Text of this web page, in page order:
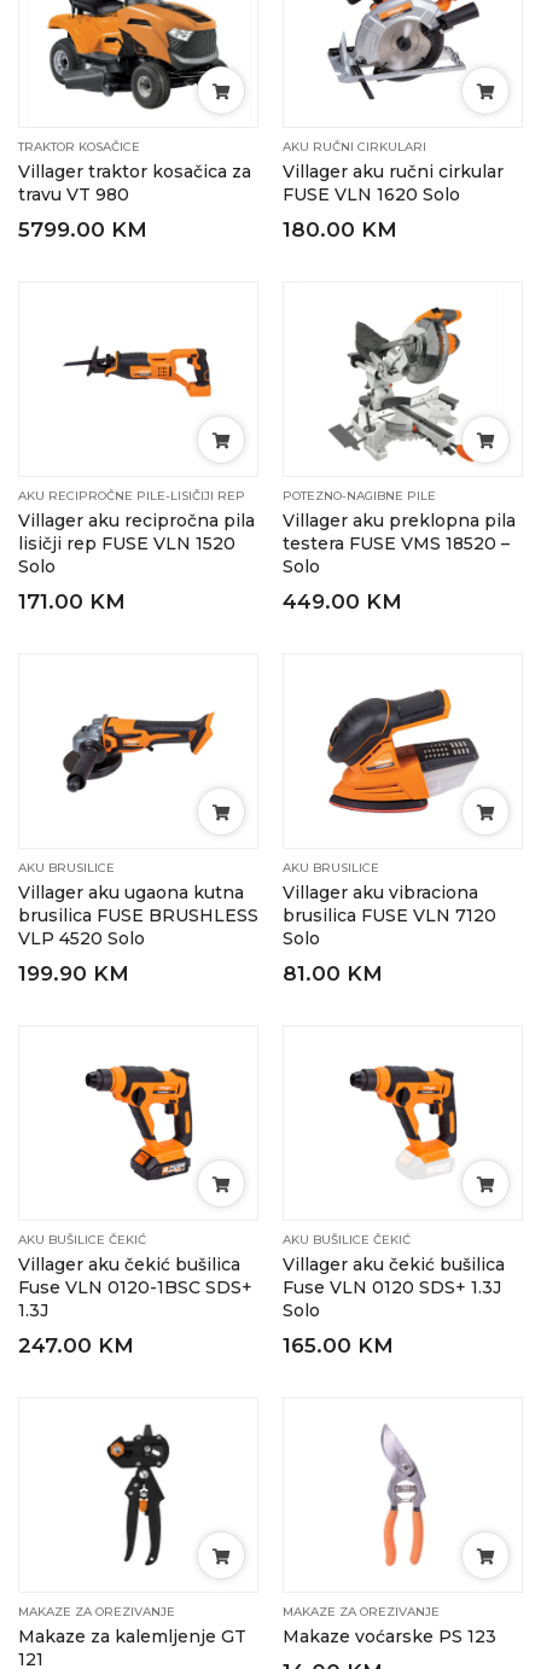
TRAKTOR KOSAČICE
Villager traktor kosačica za
travu VT 980
5799.00 KM
AKU RUČNI CIRKULARI
Villager aku ručni cirkular
FUSE VLN 1620 Solo
180.00 KM
AKU RECIPROČNE PILE-LISIČIJI REP
Villager aku recipročna pila
lisičji rep FUSE VLN 1520
Solo
171.00 KM
POTEZNO-NAGIBNE PILE
Villager aku preklopna pila
testera FUSE VMS 18520 –
Solo
449.00 KM
AKU BRUSILICE
Villager aku ugaona kutna
brusilica FUSE BRUSHLESS
VLP 4520 Solo
199.90 KM
AKU BRUSILICE
Villager aku vibraciona
brusilica FUSE VLN 7120
Solo
81.00 KM
AKU BUŠILICE ČEKIĆ
Villager aku čekić bušilica
Fuse VLN 0120-1BSC SDS+
1.3J
247.00 KM
AKU BUŠILICE ČEKIĆ
Villager aku čekić bušilica
Fuse VLN 0120 SDS+ 1.3J
Solo
165.00 KM
MAKAZE ZA OREZIVANJE
Makaze za kalemljenje GT
121
MAKAZE ZA OREZIVANJE
Makaze voćarske PS 123